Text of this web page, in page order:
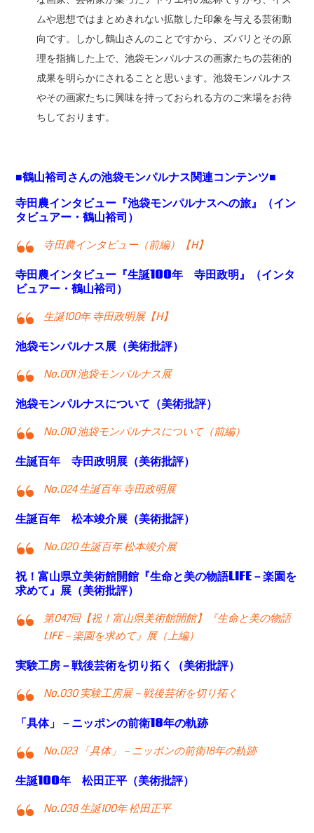
ムや思想ではまとめきれない拡散した印象を与える芸術動
向です。しかし鶴山さんのことですから、ズバリとその原
理を指摘した上で、池袋モンパルナスの画家たちの芸術的
成果を明らかにされることと思います。池袋モンパルナス
やその画家たちに興味を持っておられる方のご来場をお待
ちしております。
■鶴山裕司さんの池袋モンパルナス関連コンテンツ■
寺田農インタビュー『池袋モンパルナスへの旅』（イン
タビュアー・鶴山裕司）
寺田農インタビュー（前編）【H】
寺田農インタビュー『生誕100年 寺田政明』（インタ
ビュアー・鶴山裕司）
生誕100年 寺田政明展【H】
池袋モンパルナス展（美術批評）
No.001 池袋モンパルナス展
池袋モンパルナスについて（美術批評）
No.010 池袋モンパルナスについて（前編）
生誕百年 寺田政明展（美術批評）
No.024 生誕百年 寺田政明展
生誕百年 松本竣介展（美術批評）
No.020 生誕百年 松本竣介展
祝！富山県立美術館開館『生命と美の物語LIFE－楽園を
求めて』展（美術批評）
第047回【祝！富山県美術館開館】『生命と美の物語
LIFE－楽園を求めて』展（上編）
実験工房－戦後芸術を切り拓く（美術批評）
No.030 実験工房展－戦後芸術を切り拓く
「具体」－ニッポンの前衛18年の軌跡
No.023 「具体」－ニッポンの前衛18年の軌跡
生誕100年 松田正平（美術批評）
No.038 生誕100年 松田正平